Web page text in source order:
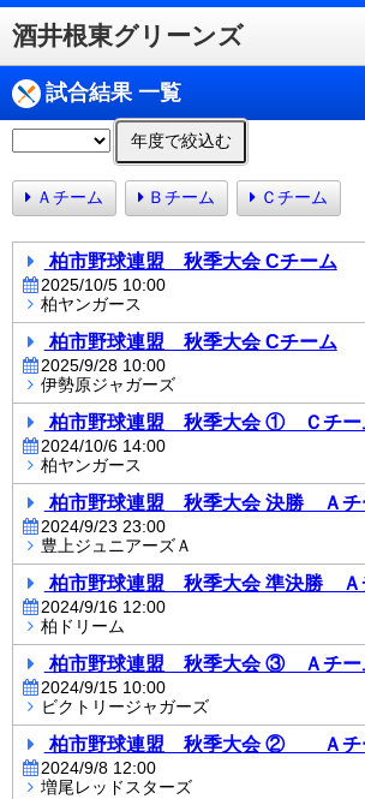
酒井根東グリーンズ
試合結果 一覧
年度で絞込む
Ａチーム Ｂチーム Ｃチーム
柏市野球連盟 秋季大会 Cチーム
2025/10/5 10:00
柏ヤンガース
柏市野球連盟 秋季大会 Cチーム
2025/9/28 10:00
伊勢原ジャガーズ
柏市野球連盟 秋季大会 ① Ｃチー
2024/10/6 14:00
柏ヤンガース
柏市野球連盟 秋季大会 決勝 Ａチ
2024/9/23 23:00
豊上ジュニアーズＡ
柏市野球連盟 秋季大会 準決勝 Ａ
2024/9/16 12:00
柏ドリーム
柏市野球連盟 秋季大会 ③ Ａチー
2024/9/15 10:00
ビクトリージャガーズ
柏市野球連盟 秋季大会 ② Ａチ
2024/9/8 12:00
増尾レッドスターズ